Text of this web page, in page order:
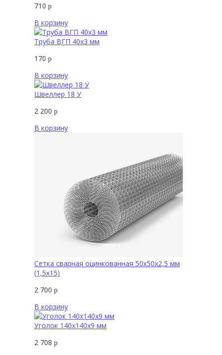
710 р
В корзину
Труба ВГП 40х3 мм
170 р
В корзину
Швеллер 18 У
2 200 р
В корзину
Сетка сварная оцинкованная 50х50х2,5 мм
(1,5х15)
2 700 р
В корзину
Уголок 140х140х9 мм
2 708 р